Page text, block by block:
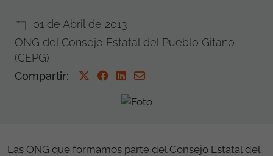
01 de Abril de 2013
ONG del Consejo Estatal del Pueblo Gitano
(CEPG)
Compartir:
Las ONG que formamos parte del Consejo Estatal del